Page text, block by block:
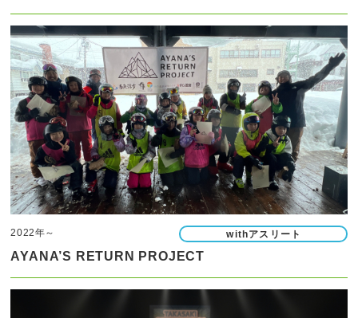
2022年～ withアスリート
AYANA’S RETURN PROJECT